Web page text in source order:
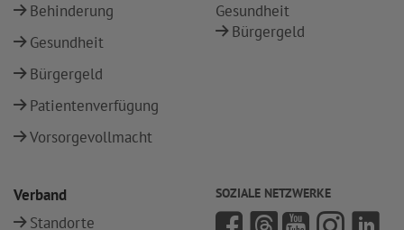
Behinderung
Gesundheit
Bürgergeld
Patientenverfügung
Vorsorgevollmacht
Gesundheit
Bürgergeld
Verband
Standorte
SOZIALE NETZWERKE